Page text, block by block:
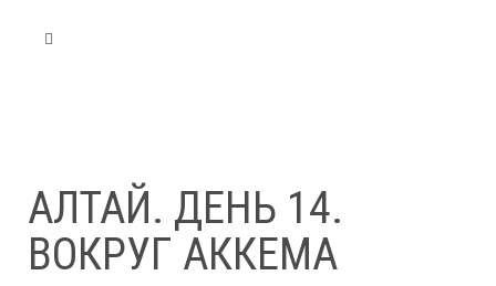
АЛТАЙ. ДЕНЬ 14.
ВОКРУГ АККЕМА